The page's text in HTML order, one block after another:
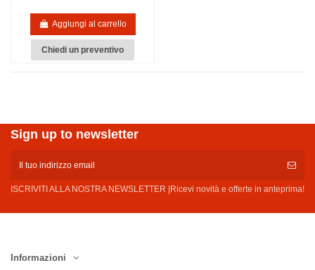
Aggiungi al carrello
Chiedi un preventivo
Sign up to newsletter
ISCRIVITI ALLA NOSTRA NEWSLETTER |Ricevi novità e offerte in anteprima!
Informazioni